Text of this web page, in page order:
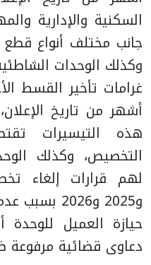
السكنية والإدارية
جانب مختلف أنواع
غرامات تأخير القسط
أشهر من تاريخ
هذه التيسيرات
التخصيص، وكذلك
و2025
حيازة العميل للوحدة
دعاوى قضائية مرفوعة